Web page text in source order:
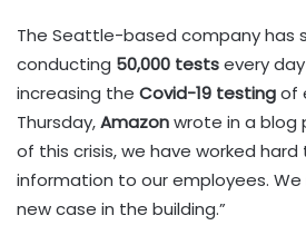
The Seattle-based company has
conducting 50,000 testsevery
increasing the Covid-19 testingof
Thursday,Amazonwrote in a blog
of this crisis, we have worked hard
information to our employees.
new case in the building.”